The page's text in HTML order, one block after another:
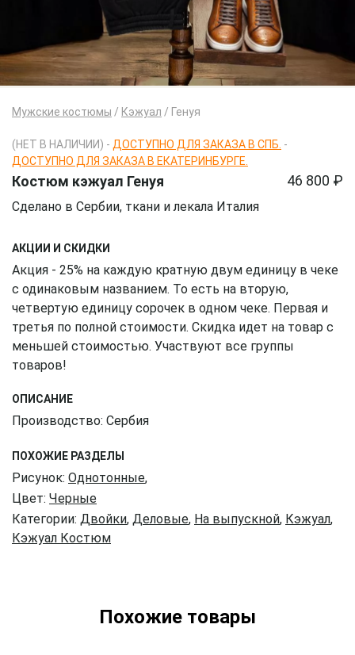
Мужские костюмы / Кэжуал / Генуя
(НЕТ В НАЛИЧИИ) - ДОСТУПНО ДЛЯ ЗАКАЗА В СПБ. -
ДОСТУПНО ДЛЯ ЗАКАЗА В ЕКАТЕРИНБУРГЕ.
Костюм кэжуал Генуя 46 800 ₽
Сделано в Сербии, ткани и лекала Италия
АКЦИИ И СКИДКИ
Акция - 25% на каждую кратную двум единицу в чеке
с одинаковым названием. То есть на вторую,
четвертую единицу сорочек в одном чеке. Первая и
третья по полной стоимости. Скидка идет на товар с
меньшей стоимостью. Участвуют все группы
товаров!
ОПИСАНИЕ
Производство: Сербия
ПОХОЖИЕ РАЗДЕЛЫ
Рисунок: Однотонные,
Цвет: Черные
Категории: Двойки, Деловые, На выпускной, Кэжуал,
Кэжуал Костюм
Похожие товары